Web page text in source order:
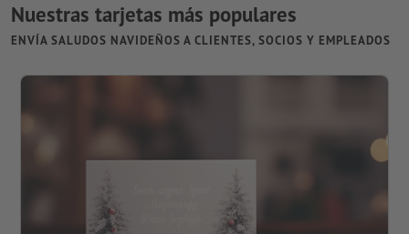
Nuestras tarjetas más populares
ENVÍA SALUDOS NAVIDEÑOS A CLIENTES, SOCIOS Y EMPLEADOS